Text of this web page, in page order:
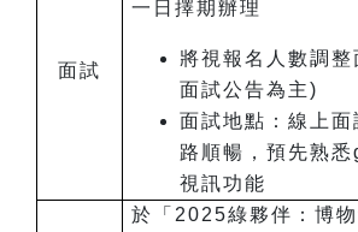
面試
一日擇期辦理
將視報名人數調
面試公告為主)
面試地點：線上面
路順暢，預先熟
視訊功能
於「2025綠夥伴：博